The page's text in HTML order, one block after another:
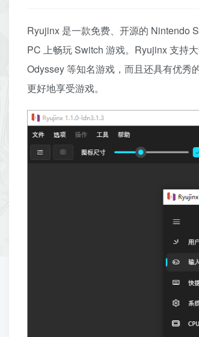
Ryujinx 是一款免费、开源的 Nintendo
PC 上畅玩 Switch 游戏。Ryujinx 支持
Odyssey 等知名游戏，而且还具有优秀
更好地享受游戏。